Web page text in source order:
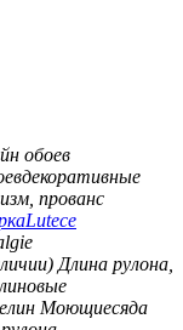
обоев
декоративные
прованс
Lutece
Длина рулона,
Моющиесяда